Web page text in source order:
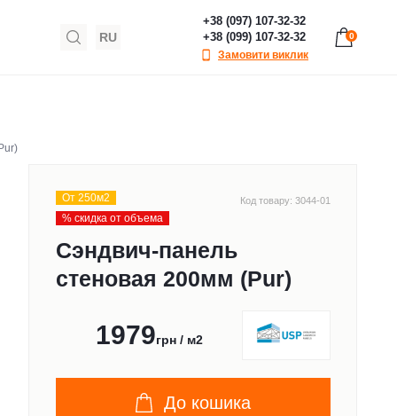
RU
+38 (097) 107-32-32
+38 (099) 107-32-32
Замовити виклик
0
От 250м2
% скидка от объема
Код товару: 3044-01
Сэндвич-панель
стеновая 200мм (Pur)
1979грн / м2
До кошика